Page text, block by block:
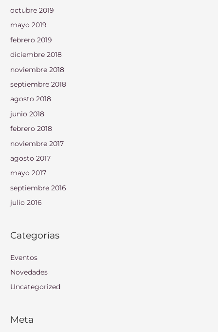
octubre 2019
mayo 2019
febrero 2019
diciembre 2018
noviembre 2018
septiembre 2018
agosto 2018
junio 2018
febrero 2018
noviembre 2017
agosto 2017
mayo 2017
septiembre 2016
julio 2016
Categorías
Eventos
Novedades
Uncategorized
Meta